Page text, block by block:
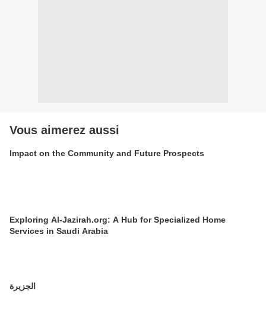
Vous aimerez aussi
Impact on the Community and Future Prospects
Exploring Al-Jazirah.org: A Hub for Specialized Home
Services in Saudi Arabia
الجزيرة